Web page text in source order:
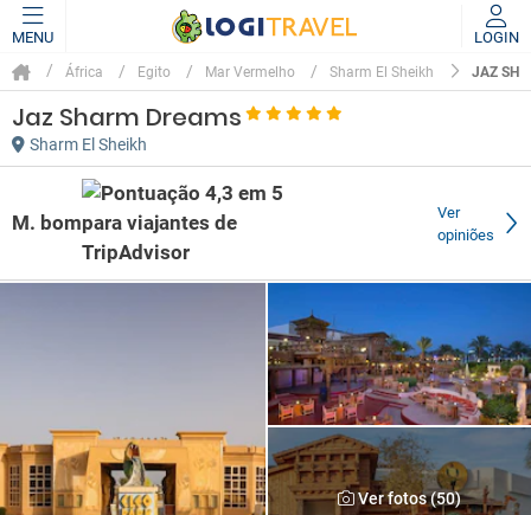
MENU LOGIN
África Egito Mar Vermelho Sharm El Sheikh JAZ
Jaz Sharm Dreams
Sharm El Sheikh
M. bom
Ver
opiniões
Ver fotos (50)